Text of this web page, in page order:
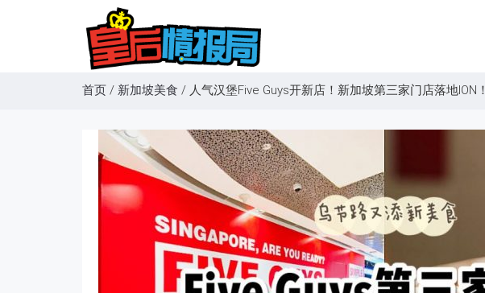
首页 / 新加坡美食 / 人气汉堡Five Guys开新店！新加坡第三家门店落地ION！